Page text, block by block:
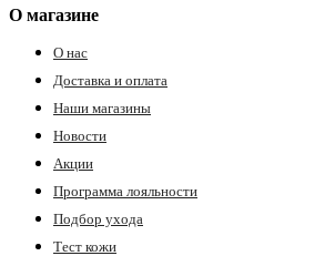
О магазине
О нас
Доставка и оплата
Наши магазины
Новости
Акции
Программа лояльности
Подбор ухода
Тест кожи